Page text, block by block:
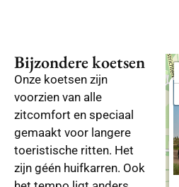
Bijzondere koetsen
Onze koetsen zijn
voorzien van alle
zitcomfort en speciaal
gemaakt voor langere
toeristische ritten. Het
zijn géén huifkarren. Ook